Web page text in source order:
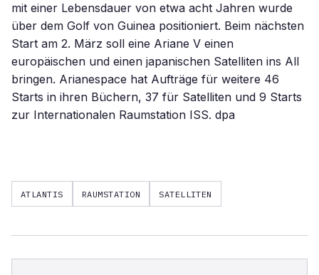
mit einer Lebensdauer von etwa acht Jahren wurde
über dem Golf von Guinea positioniert. Beim nächsten
Start am 2. März soll eine Ariane V einen
europäischen und einen japanischen Satelliten ins All
bringen. Arianespace hat Aufträge für weitere 46
Starts in ihren Büchern, 37 für Satelliten und 9 Starts
zur Internationalen Raumstation ISS. dpa
ATLANTIS RAUMSTATION SATELLITEN